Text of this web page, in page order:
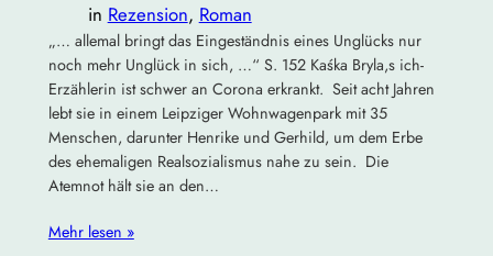
in Rezension, Roman
„… allemal bringt das Eingeständnis eines Unglücks nur
noch mehr Unglück in sich, …“ S. 152 Kaśka Bryla,s ich-
Erzählerin ist schwer an Corona erkrankt. Seit acht Jahren
lebt sie in einem Leipziger Wohnwagenpark mit 35
Menschen, darunter Henrike und Gerhild, um dem Erbe
des ehemaligen Realsozialismus nahe zu sein. Die
Atemnot hält sie an den…
Mehr lesen »